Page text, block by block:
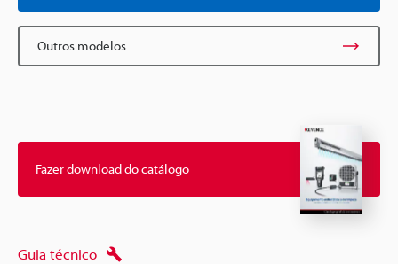
Outros modelos
Fazer download do catálogo
Guia técnico